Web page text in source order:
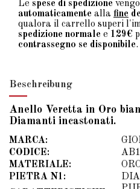
Le spese di spedizione
automaticamente alla fine
qualora il carrello superi
spedizione normale e 129€
contrassegno se disponibile.
Beschreibung
Anello Veretta in Oro
Diamanti incastonati.
MARCA:
CODICE:
MATERIALE:
PIETRA N1: